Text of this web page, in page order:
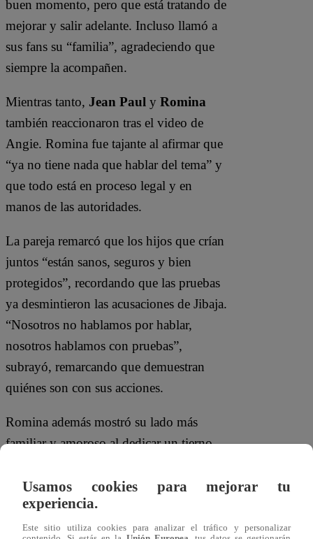
buen momento, pero que está tratando de
mejorar y salir adelante. Incluso llamó a
sus fans su “familia”, agradeciendo que
siempre la acompañen.
Mientras tanto, Jean Paul y Romina
también reaccionaron tras el video de
Angie. Romina fue tajante al afirmar que
“ya no tiene nada que hablar del tema” y
que todo está en proceso legal y en
manos de las autoridades.
La pareja remarcó que los hijos que crían
juntos “están sanos, seguros y bien
protegidos”, recordando que las pruebas
ya desmintieron las acusaciones de Jibaja.
“Nosotros no hablamos por hablar,
nosotros hablamos con pruebas”,
subrayó, remarcando que demuestran
quiénes son con sus acciones.
Romina además mostró su lado más
familiar y amoroso al dedicar un tierno
de Angie, expresando todo su cariño por
los pequeños.
Usamos cookies para mejorar tu
experiencia.
Este sitio utiliza cookies para analizar el tráfico y personalizar